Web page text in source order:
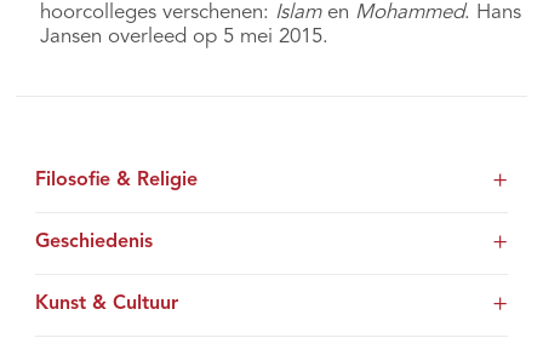
hoorcolleges verschenen: Islamen Mohammed. Hans
Jansen overleed op 5 mei 2015.
Filosofie & Religie
Geschiedenis
Kunst & Cultuur